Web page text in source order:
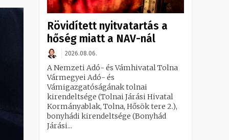
Rövidített nyitvatartás a
hőség miatt a NAV-nál
2026.08.06.
A Nemzeti Adó- és Vámhivatal Tolna
Vármegyei Adó- és
Vámigazgatóságának tolnai
kirendeltsége (Tolnai Járási Hivatal
Kormányablak, Tolna, Hősök tere 2.),
bonyhádi kirendeltsége (Bonyhád
Járási...